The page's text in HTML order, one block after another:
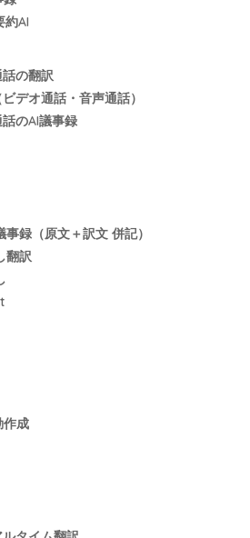
AI
の翻訳
デオ通話・音声通話）
のAI議事録
録（原文＋訳文 併記）
翻訳
作成